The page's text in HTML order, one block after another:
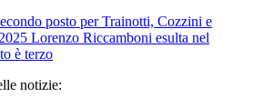
posto per Trainotti, Cozzini e
Lorenzo Riccamboni esulta nel
è terzo
notizie: